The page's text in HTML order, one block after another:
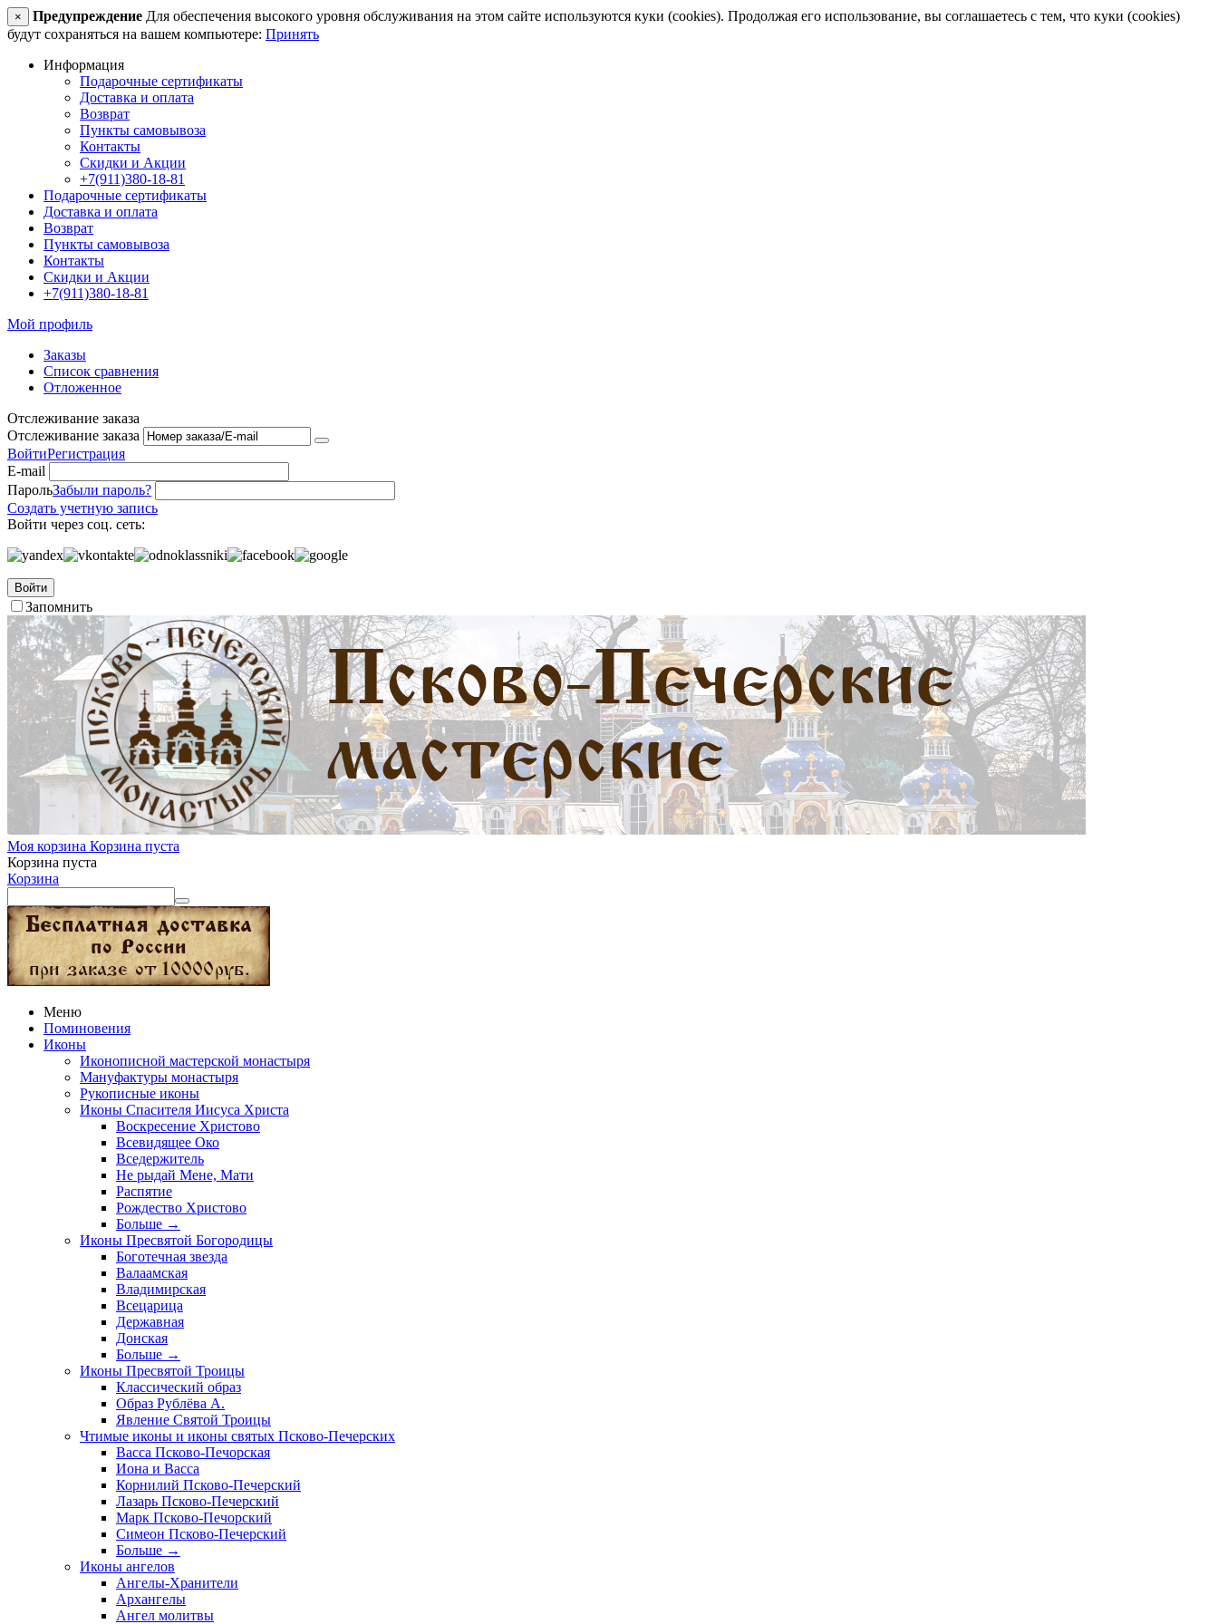
× Предупреждение Для обеспечения высокого уровня обслуживания на этом сайте используются куки (cookies). Продолжая его использование, вы соглашаетесь с тем, что куки (cookies)
будут сохраняться на вашем компьютере: Принять
Информация
Подарочные сертификаты
Доставка и оплата
Возврат
Пункты самовывоза
Контакты
Скидки и Акции
+7(911)380-18-81
Подарочные сертификаты
Доставка и оплата
Возврат
Пункты самовывоза
Контакты
Скидки и Акции
+7(911)380-18-81
Мой профиль
Заказы
Список сравнения
Отложенное
Отслеживание заказа
Отслеживание заказа
ВойтиРегистрация
E-mail
ПарольЗабыли пароль?
Создать учетную запись
Войти через соц. сеть:
Войти
Запомнить
Моя корзина Корзина пуста
Корзина пуста
Корзина
Меню
Поминовения
Иконы
Иконописной мастерской монастыря
Мануфактуры монастыря
Рукописные иконы
Иконы Спасителя Иисуса Христа
Воскресение Христово
Всевидящее Око
Вседержитель
Не рыдай Мене, Мати
Распятие
Рождество Христово
Больше →
Иконы Пресвятой Богородицы
Боготечная звезда
Валаамская
Владимирская
Всецарица
Державная
Донская
Больше →
Иконы Пресвятой Троицы
Классический образ
Образ Рублёва А.
Явление Святой Троицы
Чтимые иконы и иконы святых Псково-Печерских
Васса Псково-Печорская
Иона и Васса
Корнилий Псково-Печерский
Лазарь Псково-Печерский
Марк Псково-Печорский
Симеон Псково-Печерский
Больше →
Иконы ангелов
Ангелы-Хранители
Архангелы
Ангел молитвы